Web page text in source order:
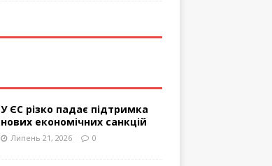
У ЄС різко падає підтримка
нових економічних санкцій
Липень 21, 2026 0